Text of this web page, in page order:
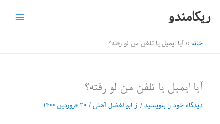
ریکامندو
خانه آیا ایمیل یا تلفن من لو رفته؟
آیا ایمیل یا تلفن من لو رفته؟
دیدگاه‌ خود را بنویسید/ از ابوالفضل آهنی/ ۳۰ فروردین ۱۴۰۰